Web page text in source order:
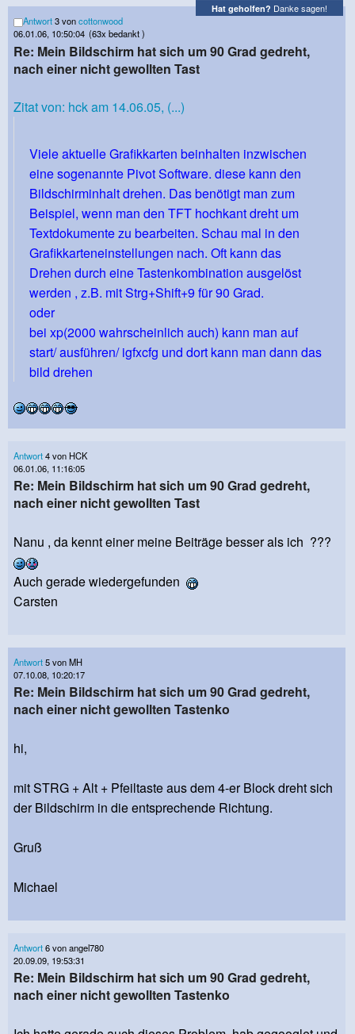
Hat geholfen? Danke sagen!
Antwort3 voncottonwood
06.01.06, 10:50:04 (63x bedankt )
Re: Mein Bildschirm hat sich um 90 Grad gedreht,
nach einer nicht gewollten Tast
Zitat von: hck am 14.06.05, (...)
Viele aktuelle Grafikkarten beinhalten inzwischen
eine sogenannte Pivot Software. diese kann den
Bildschirminhalt drehen. Das benötigt man zum
Beispiel, wenn man den TFT hochkant dreht um
Textdokumente zu bearbeiten. Schau mal in den
Grafikkarteneinstellungen nach. Oft kann das
Drehen durch eine Tastenkombination ausgelöst
werden , z.B. mit Strg+Shift+9 für 90 Grad.
oder
bei xp(2000 wahrscheinlich auch) kann man auf
start/ ausführen/ igfxcfg und dort kann man dann das
bild drehen
Antwort4 von HCK
06.01.06, 11:16:05
Re: Mein Bildschirm hat sich um 90 Grad gedreht,
nach einer nicht gewollten Tast
Nanu , da kennt einer meine Beiträge besser als ich ???
Auch gerade wiedergefunden
Carsten
Antwort5 von MH
07.10.08, 10:20:17
Re: Mein Bildschirm hat sich um 90 Grad gedreht,
nach einer nicht gewollten Tastenko
hi,
mit STRG + Alt + Pfeiltaste aus dem 4-er Block dreht sich
der Bildschirm in die entsprechende Richtung.
Gruß
Michael
Antwort6 von angel780
20.09.09, 19:53:31
Re: Mein Bildschirm hat sich um 90 Grad gedreht,
nach einer nicht gewollten Tastenko